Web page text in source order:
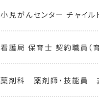
小児がんセンター チャイル
看護局 保育士 契約職員（
薬剤科 薬剤師・技能員